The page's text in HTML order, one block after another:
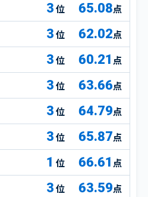
3 65.08点
3 62.02点
3 60.21 点
3 63.66点
3 64.79点
3 65.87点
1 66.61 点
3 63.59点